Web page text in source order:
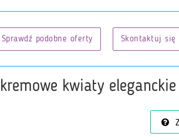
Sprawdź podobne oferty Skontaktuj się
kwiaty eleganckie